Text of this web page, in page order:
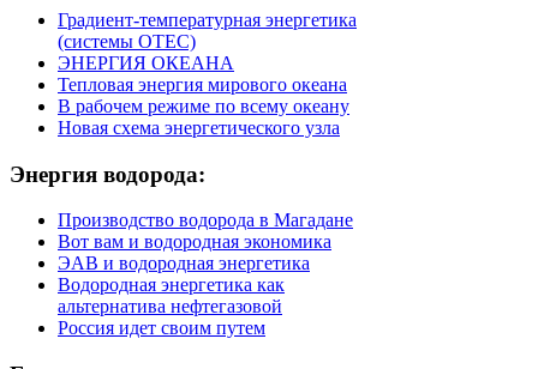
Градиент-температурная энергетика
(системы ОТЕС)
ЭНЕРГИЯ ОКЕАНА
Тепловая энергия мирового океана
В рабочем режиме по всему океану
Новая схема энергетического узла
Энергия водорода:
Производство водорода в Магадане
Вот вам и водородная экономика
ЭАВ и водородная энергетика
Водородная энергетика как
альтернатива нефтегазовой
Россия идет своим путем